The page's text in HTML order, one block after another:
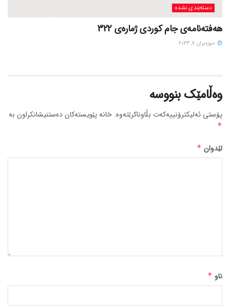
دسته‌بندی نشده
هەفتەنامەی جام کوردی ژمارەی 322
حوزه‌یران 7, 2023
وەڵامێک بنووسە
پۆستی ئەلیکترۆنییەکەت بڵاوناکرێتەوە. خانە پێویستەکان دەستنیشانکراون بە
*
لێدوان *
ناو *